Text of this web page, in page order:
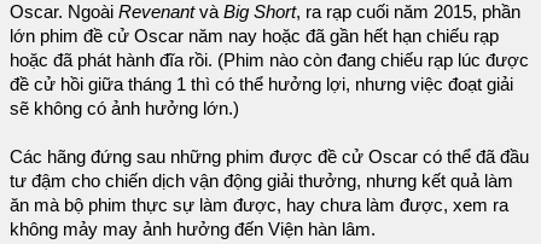
Oscar. Ngoài Revenantvà Big Short, ra rạp cuối năm 2015, phần
lớn phim đề cử Oscar năm nay hoặc đã gần hết hạn chiếu rạp
hoặc đã phát hành đĩa rồi. (Phim nào còn đang chiếu rạp lúc được
đề cử hồi giữa tháng 1 thì có thể hưởng lợi, nhưng việc đoạt giải
sẽ không có ảnh hưởng lớn.)
Các hãng đứng sau những phim được đề cử Oscar có thể đã đầu
tư đậm cho chiến dịch vận động giải thưởng, nhưng kết quả làm
ăn mà bộ phim thực sự làm được, hay chưa làm được, xem ra
không mảy may ảnh hưởng đến Viện hàn lâm.